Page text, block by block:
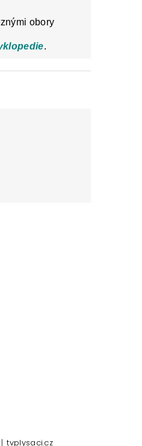
obory
e.
tvplysaci.cz